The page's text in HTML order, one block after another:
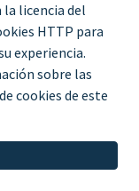
la RPGD
la licencia del
HTTP para
experiencia.
sobre las
cookies de este